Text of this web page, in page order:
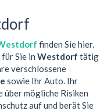
finden Sie hier.
Sie in Westdorf tätig
verschlossene
sowie Ihr Auto. Ihr
über mögliche Risiken
auf und berät Sie